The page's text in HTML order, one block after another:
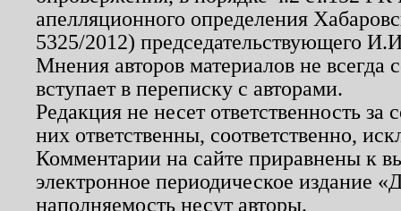
апелляционного определения
5325/2012) председательствующего
Мнения авторов материалов не
вступает в переписку с авторами.
Редакция не несет ответственность
них ответственны, соответственно,
Комментарии на сайте приравнены к
электронное периодическое издание
наполняемость несут авторы.